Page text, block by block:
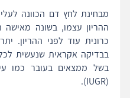
מבחינת לחץ דם הכוונה
ההריון עצמו, בשונה
כרונית עוד לפני ההריון.
בבדיקה אקראית שנעשית
בשל ממצאים בעובר כמו
(IUGR).